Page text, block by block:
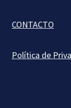
CONTACTO
Política de